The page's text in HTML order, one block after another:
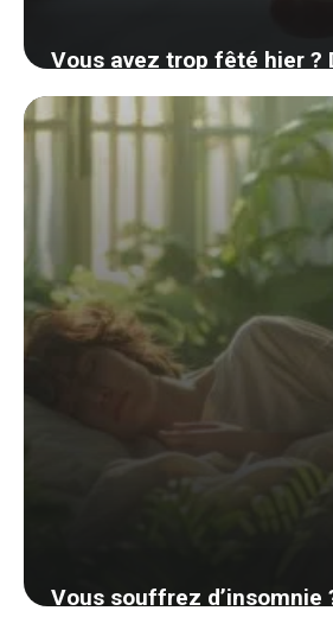
Vous avez trop fêté hier ?
remède miracle pour
gueule de bois rapidement
Vous souffrez d’insomnie